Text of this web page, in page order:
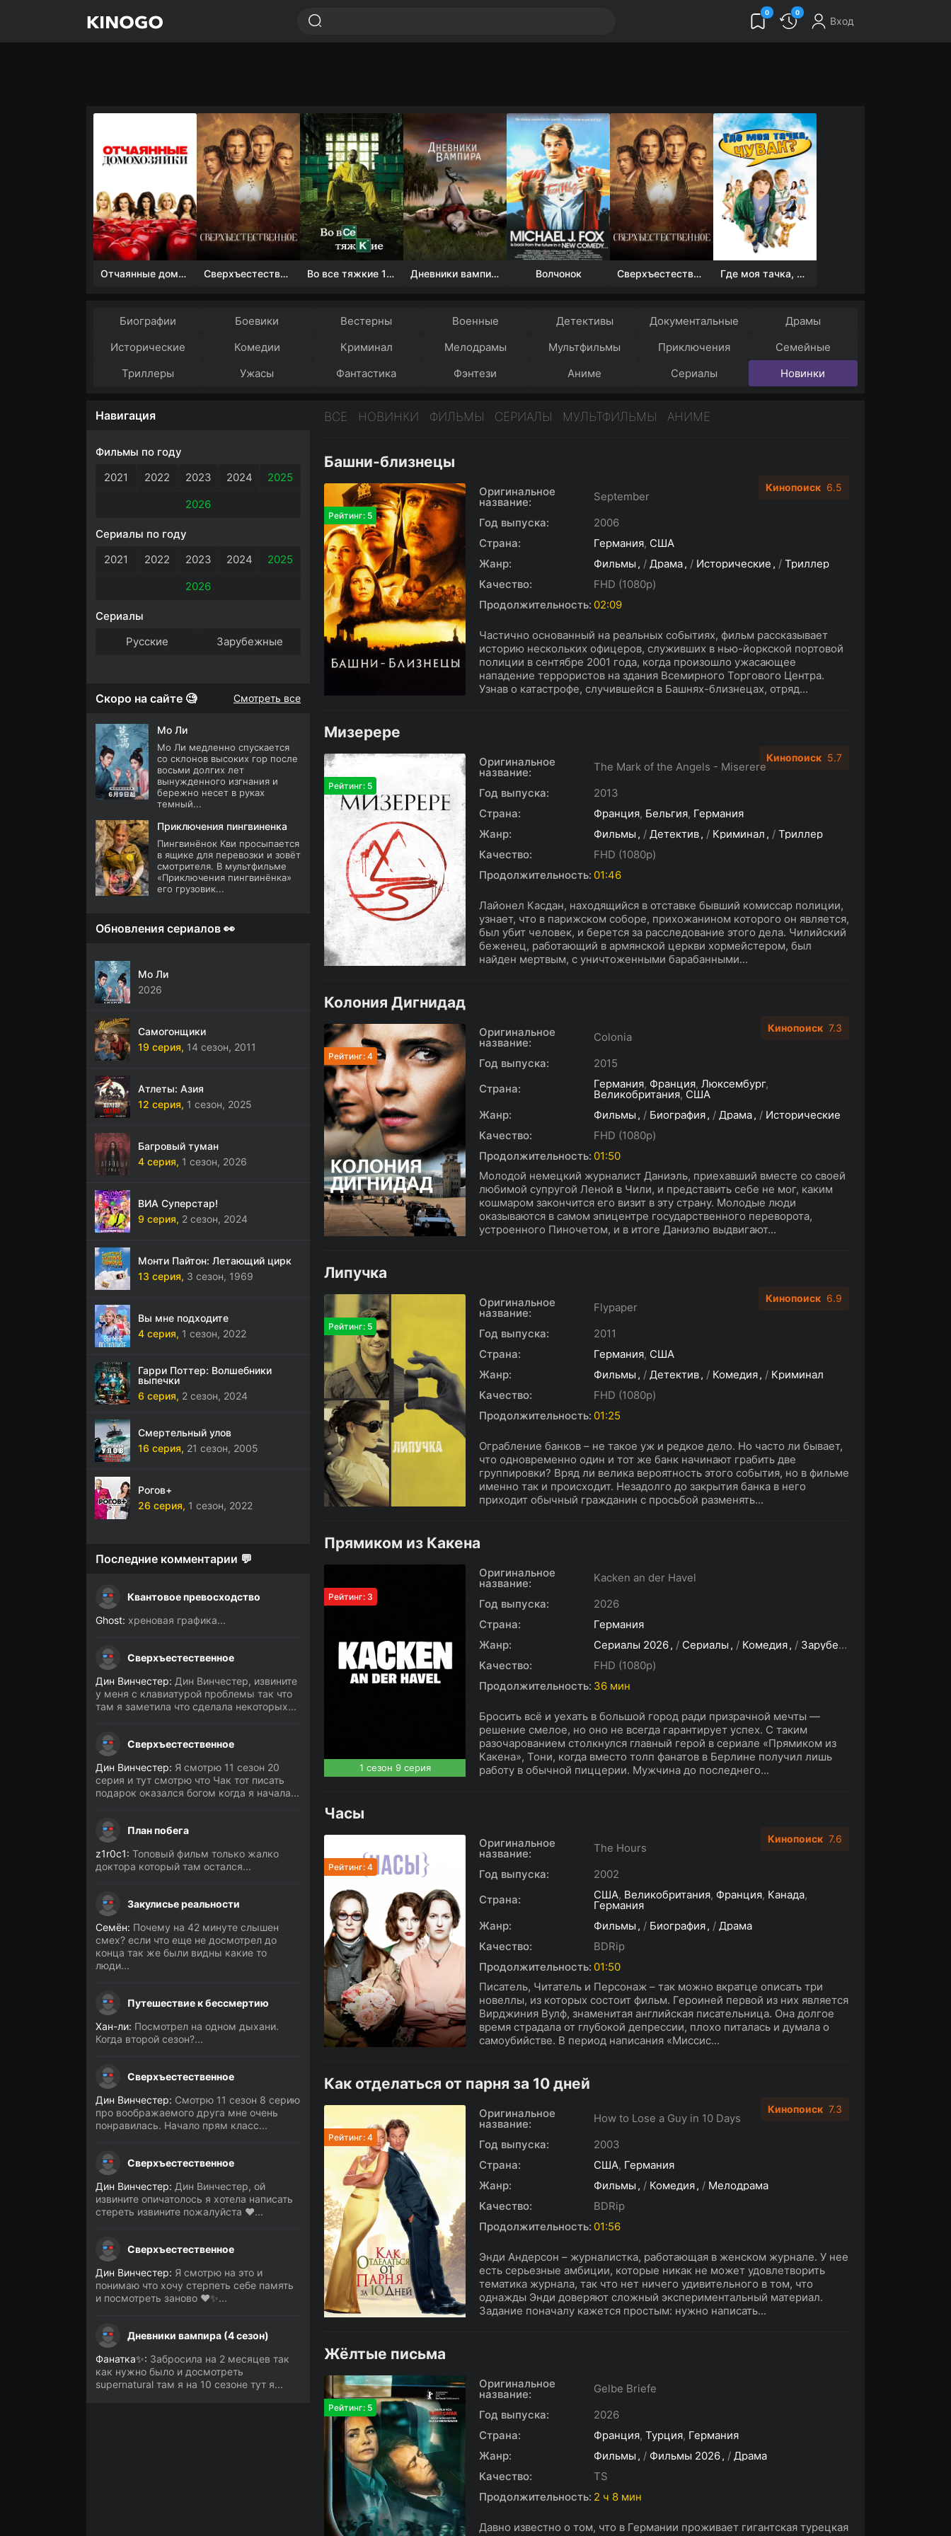
0 0
Вход
Отчаянные домохозяйки (1 сезон) Сверхъестественное Во все тяжкие 1-5 сезон Дневники вампира (4 сезон) Волчонок Сверхъестественное Где моя тачка, чувак?
Биографии Боевики Вестерны Военные Детективы Документальные
Драмы
Исторические
Комедии Криминал Мелодрамы Мультфильмы Приключения
Семейные
Триллеры
Ужасы Фантастика Фэнтези Аниме Сериалы Новинки
ВСЕ НОВИНКИ ФИЛЬМЫ СЕРИАЛЫ МУЛЬТФИЛЬМЫ АНИМЕ
Башни-близнецы
Рейтинг: 5
Оригинальное
название:
September
Год выпуска:
2006
Страна:
Германия, США
Жанр:
Фильмы / Драма / Исторические / Триллер
Качество:
FHD (1080p)
Продолжительность: 02:09
Частично основанный на реальных событиях, фильм рассказывает
историю нескольких офицеров, служивших в нью-йоркской портовой
полиции в сентябре 2001 года, когда произошло ужасающее
нападение террористов на здания Всемирного Торгового Центра.
Узнав о катастрофе, случившейся в Башнях-близнецах, отряд...
Кинопоиск 6.5
Мизерере
Рейтинг: 5
Оригинальное
название:
The Mark of the Angels - Miserere
Год выпуска:
2013
Страна:
Франция, Бельгия, Германия
Жанр:
Фильмы / Детектив / Криминал / Триллер
Качество:
FHD (1080p)
Продолжительность: 01:46
Лайонел Касдан, находящийся в отставке бывший комиссар полиции,
узнает, что в парижском соборе, прихожанином которого он является,
был убит человек, и берется за расследование этого дела. Чилийский
беженец, работающий в армянской церкви хормейстером, был
найден мертвым, с уничтоженными барабанными...
Кинопоиск 5.7
Колония Дигнидад
Рейтинг: 4
Оригинальное
название:
Colonia
Год выпуска:
2015
Страна:
Германия, Франция, Люксембург,
Великобритания, США
Жанр:
Фильмы / Биография / Драма / Исторические
Качество:
FHD (1080p)
Продолжительность: 01:50
Молодой немецкий журналист Даниэль, приехавший вместе со своей
любимой супругой Леной в Чили, и представить себе не мог, каким
кошмаром закончится его визит в эту страну. Молодые люди
оказываются в самом эпицентре государственного переворота,
устроенного Пиночетом, и в итоге Даниэлю выдвигают...
Кинопоиск 7.3
Липучка
Рейтинг: 5
Оригинальное
название:
Flypaper
Год выпуска:
2011
Страна:
Германия, США
Жанр:
Фильмы / Детектив / Комедия / Криминал
Качество:
FHD (1080p)
Продолжительность: 01:25
Ограбление банков – не такое уж и редкое дело. Но часто ли бывает,
что одновременно один и тот же банк начинают грабить две
группировки? Вряд ли велика вероятность этого события, но в фильме
именно так и происходит. Незадолго до закрытия банка в него
приходит обычный гражданин с просьбой разменять...
Кинопоиск 6.9
Прямиком из Какена
Рейтинг: 3
1 сезон 9 серия
Оригинальное
название:
Kacken an der Havel
Год выпуска:
2026
Страна:
Германия
Жанр:
Сериалы 2026 / Сериалы / Комедия / Зарубежные сериалы
Качество:
FHD (1080p)
Продолжительность: 36 мин
Бросить всё и уехать в большой город ради призрачной мечты —
решение смелое, но оно не всегда гарантирует успех. С таким
разочарованием столкнулся главный герой в сериале «Прямиком из
Какена», Тони, когда вместо толп фанатов в Берлине получил лишь
работу в обычной пиццерии. Мужчина до последнего...
Часы
Рейтинг: 4
Оригинальное
название:
The Hours
Год выпуска:
2002
Страна:
США, Великобритания, Франция, Канада,
Германия
Жанр:
Фильмы / Биография / Драма
Качество:
BDRip
Продолжительность: 01:50
Писатель, Читатель и Персонаж – так можно вкратце описать три
новеллы, из которых состоит фильм. Героиней первой из них является
Вирджиния Вулф, знаменитая английская писательница. Она долгое
время страдала от глубокой депрессии, плохо питалась и думала о
самоубийстве. В период написания «Миссис...
Кинопоиск 7.6
Как отделаться от парня за 10 дней
Рейтинг: 4
Оригинальное
название:
How to Lose a Guy in 10 Days
Год выпуска:
2003
Страна:
США, Германия
Жанр:
Фильмы / Комедия / Мелодрама
Качество:
BDRip
Продолжительность: 01:56
Энди Андерсон – журналистка, работающая в женском журнале. У нее
есть серьезные амбиции, которые никак не может удовлетворить
тематика журнала, так что нет ничего удивительного в том, что
однажды Энди доверяют сложный экспериментальный материал.
Задание поначалу кажется простым: нужно написать...
Кинопоиск 7.3
Жёлтые письма
Рейтинг: 5
Оригинальное
название:
Gelbe Briefe
Год выпуска:
2026
Страна:
Франция, Турция, Германия
Жанр:
Фильмы / Фильмы 2026 / Драма
Качество:
TS
Продолжительность: 2 ч 8 мин
Давно известно о том, что в Германии проживает гигантская турецкая
Навигация
Фильмы по году
2021
2022 2023 2024
2025
2026
Сериалы по году
2021
2022 2023 2024
2025
2026
Сериалы
Русские
Зарубежные
Скоро на сайте 🧐 Смотреть все
Мо Ли
Мо Ли медленно спускается
со склонов высоких гор после
восьми долгих лет
вынужденного изгнания и
бережно несет в руках
темный...
Приключения пингвиненка
Пингвинёнок Кви просыпается
в ящике для перевозки и зовёт
смотрителя. В мультфильме
«Приключения пингвинёнка»
его грузовик...
Обновления сериалов 👀
Мо Ли
2026
Самогонщики
19 серия, 14 сезон, 2011
Атлеты: Азия
12 серия, 1 сезон, 2025
Багровый туман
4 серия, 1 сезон, 2026
ВИА Суперстар!
9 серия, 2 сезон, 2024
Монти Пайтон: Летающий цирк
13 серия, 3 сезон, 1969
Вы мне подходите
4 серия, 1 сезон, 2022
Гарри Поттер: Волшебники
выпечки
6 серия, 2 сезон, 2024
Смертельный улов
16 серия, 21 сезон, 2005
Рогов+
26 серия, 1 сезон, 2022
Последние комментарии 💬
Квантовое превосходство
Ghost: хреновая графика...
Сверхъестественное
Дин Винчестер: Дин Винчестер, извините
у меня с клавиатурой проблемы так что
там я заметила что сделала некоторых...
Сверхъестественное
Дин Винчестер: Я смотрю 11 сезон 20
серия и тут смотрю что Чак тот писать
подарок оказался богом когда я начала...
План побега
z1r0c1: Топовый фильм только жалко
доктора который там остался...
Закулисье реальности
Семён: Почему на 42 минуте слышен
смех? если что еще не досмотрел до
конца так же были видны какие то
люди...
Путешествие к бессмертию
Хан-ли: Посмотрел на одном дыхани.
Когда второй сезон?...
Сверхъестественное
Дин Винчестер: Смотрю 11 сезон 8 серию
про воображаемого друга мне очень
понравилась. Начало прям класс...
Сверхъестественное
Дин Винчестер: Дин Винчестер, ой
извините опичатолось я хотела написать
стереть извините пожалуйста ❤️...
Сверхъестественное
Дин Винчестер: Я смотрю на это и
понимаю что хочу стерпеть себе память
и посмотреть заново ❤️✨...
Дневники вампира (4 сезон)
Фанатка✨: Забросила на 2 месяцев так
как нужно было и досмотреть
supernatural там я на 10 сезоне тут я...